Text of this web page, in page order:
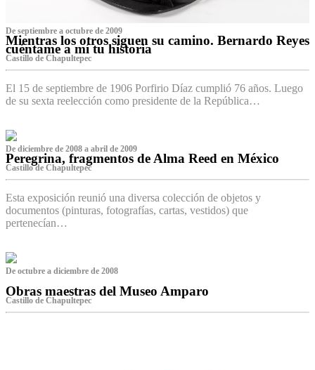
De septiembre a octubre de 2009
Mientras los otros siguen su camino. Bernardo Reyes
cuéntame a mí tu historia
Castillo de Chapultepec
El 15 de septiembre de 1906 Porfirio Díaz cumplió 76 años. Luego
de su sexta reelección como presidente de la República…
De diciembre de 2008 a abril de 2009
Peregrina, fragmentos de Alma Reed en México
Castillo de Chapultepec
Esta exposición reunió una diversa colección de objetos y
documentos (pinturas, fotografías, cartas, vestidos) que
pertenecían…
De octubre a diciembre de 2008
Obras maestras del Museo Amparo
Castillo de Chapultepec